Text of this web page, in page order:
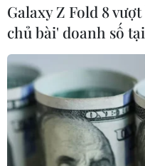
Galaxy Z Fold 8
chủ bài' doanh số